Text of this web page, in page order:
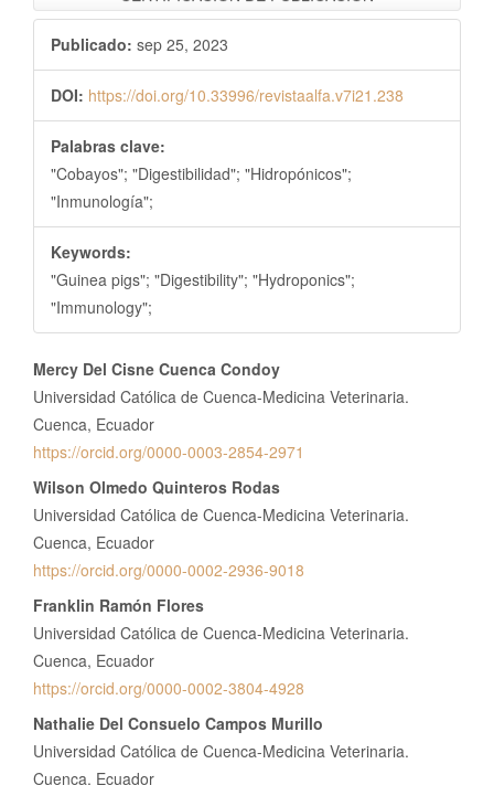
Publicado: sep 25, 2023
DOI: https://doi.org/10.33996/revistaalfa.v7i21.238
Palabras clave:
"Cobayos"; "Digestibilidad"; "Hidropónicos";
"Inmunología";
Keywords:
"Guinea pigs"; "Digestibility"; "Hydroponics";
"Immunology";
Contenido
principal
del
artículo
Mercy Del Cisne Cuenca Condoy
Universidad Católica de Cuenca-Medicina Veterinaria.
Cuenca, Ecuador
https://orcid.org/0000-0003-2854-2971
Wilson Olmedo Quinteros Rodas
Universidad Católica de Cuenca-Medicina Veterinaria.
Cuenca, Ecuador
https://orcid.org/0000-0002-2936-9018
Franklin Ramón Flores
Universidad Católica de Cuenca-Medicina Veterinaria.
Cuenca, Ecuador
https://orcid.org/0000-0002-3804-4928
Nathalie Del Consuelo Campos Murillo
Universidad Católica de Cuenca-Medicina Veterinaria.
Cuenca, Ecuador